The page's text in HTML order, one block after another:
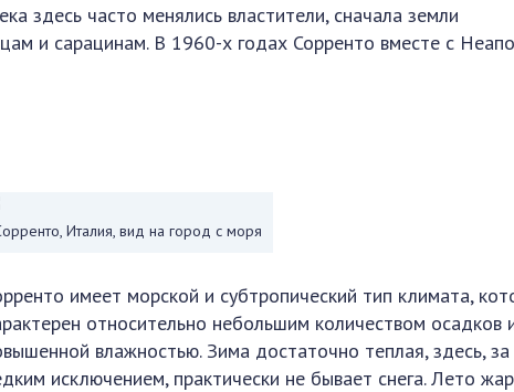
здесь часто менялись властители, сначала земли
и сарацинам. В 1960-х годах Сорренто вместе с
Италия, вид на город с моря
имеет морской и субтропический тип климата,
относительно небольшим количеством осадков
влажностью. Зима достаточно теплая, здесь, за
исключением, практически не бывает снега. Лето